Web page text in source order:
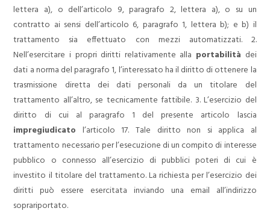
lettera a), o dell’articolo 9, paragrafo 2, lettera a), o su un
contratto ai sensi dell’articolo 6, paragrafo 1, lettera b); e b) il
trattamento sia effettuato con mezzi automatizzati.2.
Nell’esercitare i propri diritti relativamente alla portabilità dei
dati a norma del paragrafo 1, l’interessato ha il diritto di ottenere la
trasmissione diretta dei dati personali da un titolare del
trattamento all’altro, se tecnicamente fattibile. 3. L’esercizio del
diritto di cui al paragrafo 1 del presente articolo lascia
impregiudicato l’articolo 17. Tale diritto non si applica al
trattamento necessario per l’esecuzione di un compito di interesse
pubblico o connesso all’esercizio di pubblici poteri di cui è
investito il titolare del trattamento.La richiesta per l’esercizio dei
diritti può essere esercitata inviando una email all’indirizzo
soprariportato.